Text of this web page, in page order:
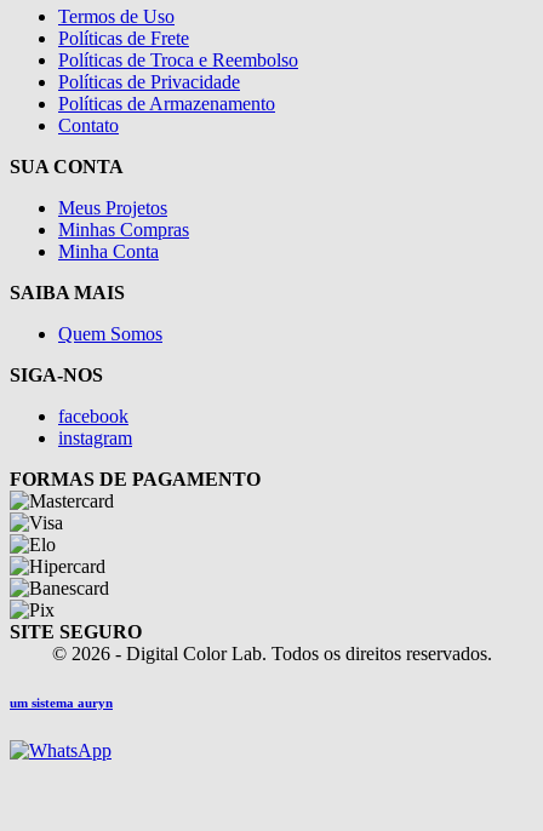
Termos de Uso
Políticas de Frete
Políticas de Troca e Reembolso
Políticas de Privacidade
Políticas de Armazenamento
Contato
SUA CONTA
Meus Projetos
Minhas Compras
Minha Conta
SAIBA MAIS
Quem Somos
SIGA-NOS
facebook
instagram
FORMAS DE PAGAMENTO
SITE SEGURO
© 2026 - Digital Color Lab. Todos os direitos reservados.
um sistema auryn